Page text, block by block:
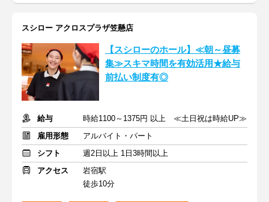
スシロー アクロスプラザ笠懸店
【スシローのホール】≪朝～昼募
集≫スキマ時間を有効活用★給与
前払い制度有◎
給与
時給1100～1375円 以上 ≪土日祝は時給UP≫
雇用形態
アルバイト・パート
シフト
週2日以上 1日3時間以上
アクセス
岩宿駅
徒歩10分